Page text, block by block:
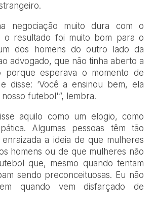
negociação muito dura com o
o resultado foi muito bom para o
dos homens do outro lado da
advogado, que não tinha aberto a
porque esperava o momento de
disse: ‘Você a ensinou bem, ela
futebol'”, lembra.
aquilo como um elogio, como
Algumas pessoas têm tão
a ideia de que mulheres
homens ou de que mulheres não
que, mesmo quando tentam
sendo preconceituosas. Eu não
quando vem disfarçado de